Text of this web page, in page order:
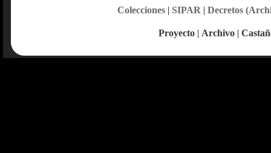
Colecciones| SIPAR | Decretos
Proyecto | Archivo |